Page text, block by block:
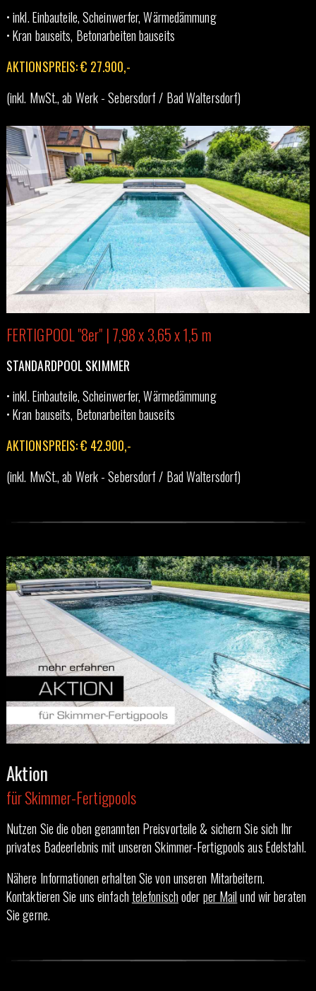
• inkl. Einbauteile, Scheinwerfer, Wärmedämmung
• Kran bauseits, Betonarbeiten bauseits
AKTIONSPREIS: € 27.900,-
(inkl. MwSt., ab Werk - Sebersdorf / Bad Waltersdorf)
FERTIGPOOL "8er" | 7,98 x 3,65 x 1,5 m
STANDARDPOOL SKIMMER
• inkl. Einbauteile, Scheinwerfer, Wärmedämmung
• Kran bauseits, Betonarbeiten bauseits
AKTIONSPREIS: € 42.900,-
(inkl. MwSt., ab Werk - Sebersdorf / Bad Waltersdorf)
Aktion
für Skimmer-Fertigpools
Nutzen Sie die oben genannten Preisvorteile & sichern Sie sich Ihr
privates Badeerlebnis mit unseren Skimmer-Fertigpools aus Edelstahl.
Nähere Informationen erhalten Sie von unseren Mitarbeitern.
Kontaktieren Sie uns einfachtelefonischoderper Mailund wir beraten
Sie gerne.